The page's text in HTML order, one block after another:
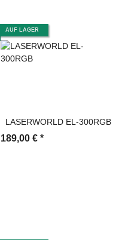
AUF LAGER
LASERWORLD EL-300RGB
189,00 € *